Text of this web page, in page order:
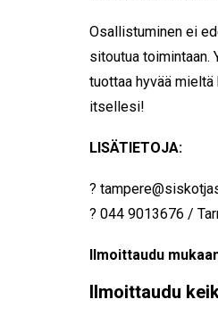
Osallistuminen ei
sitoutua toimintaan.
tuottaa hyvää
itsellesi!
LISÄTIETOJA:
?
? 044 9013676 /
Ilmoittaudu
Ilmoittaudu